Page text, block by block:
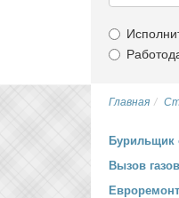
Главная
Бурильщик
Вызов
Евроремонт